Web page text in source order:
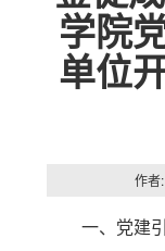
学院
单位
作者
一、党建